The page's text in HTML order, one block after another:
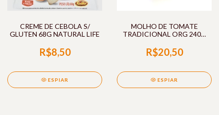
CREME DE CEBOLA S/
GLUTEN 68G NATURAL LIFE
R$8,50
ESPIAR
MOLHO DE TOMATE
TRADICIONAL ORG 240G
R$20,50
ESPIAR